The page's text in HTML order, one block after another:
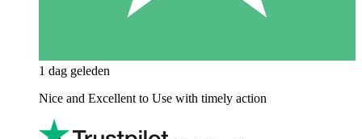
1 dag geleden
Nice and Excellent to Use with timely action